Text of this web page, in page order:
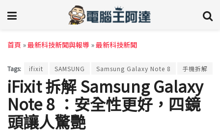
首頁 »最新科技新聞與報導 »最新科技新聞
Tags: ifixit SAMSUNG Samsung Galaxy Note 8 手機拆解
iFixit 拆解 Samsung Galaxy
Note 8 ：安全性更好，四鏡
頭讓人驚艷